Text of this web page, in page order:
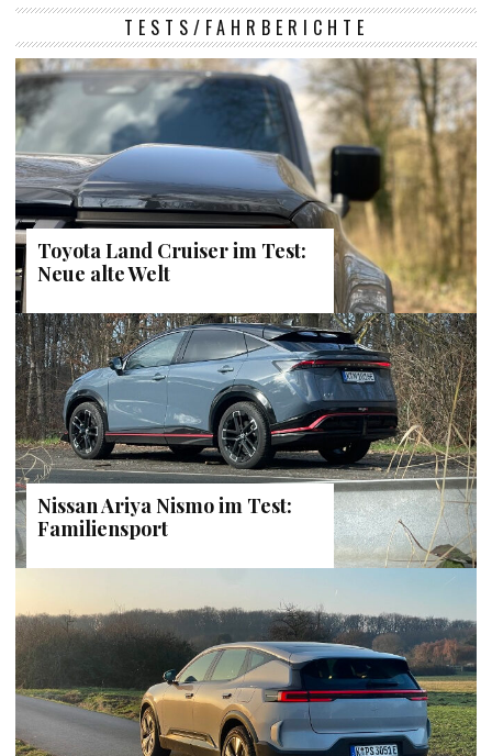
TESTS/FAHRBERICHTE
Toyota Land Cruiser im Test:
Neue alte Welt
Nissan Ariya Nismo im Test:
Familiensport